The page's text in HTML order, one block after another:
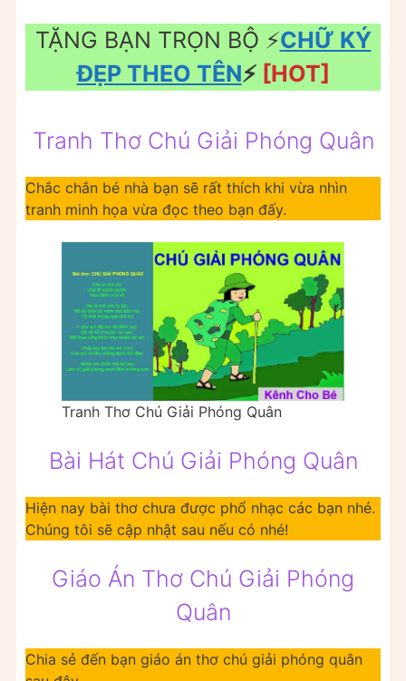
TẶNG BẠN TRỌN BỘ ⚡️CHỮ KÝ
ĐẸP THEO TÊN⚡️[HOT]
Tranh Thơ Chú Giải Phóng Quân
Chắc chắn bé nhà bạn sẽ rất thích khi vừa nhìn
tranh minh họa vừa đọc theo bạn đấy.
Tranh Thơ Chú Giải Phóng Quân
Bài Hát Chú Giải Phóng Quân
Hiện nay bài thơ chưa được phổ nhạc các bạn nhé.
Chúng tôi sẽ cập nhật sau nếu có nhé!
Giáo Án Thơ Chú Giải Phóng
Quân
Chia sẻ đến bạn giáo án thơ chú giải phóng quân